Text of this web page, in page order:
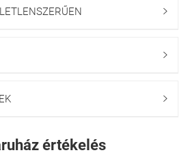



értékelés